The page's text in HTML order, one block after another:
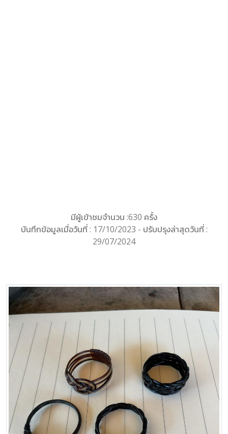
มีผู้เข้าชมจำนวน :630 ครั้ง
บันทึกข้อมูลเมื่อวันที่ : 17/10/2023 - ปรับปรุงล่าสุดวันที่ :
29/07/2024